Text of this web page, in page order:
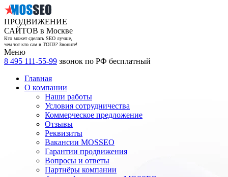
ПРОДВИЖЕНИЕ
САЙТОВ в Москве
Кто может сделать SEO лучше,
чем тот кто сам в ТОП3? Звоните!
Меню
8 495 111-55-99 звонок по РФ бесплатный
Главная
О компании
Наши работы
Условия сотрудничества
Коммерческое предложение
Отзывы
Реквизиты
Вакансии MOSSEO
Гарантии продвижения
Вопросы и ответы
Партнёры компании